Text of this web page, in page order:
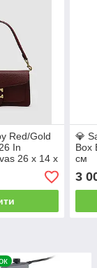
Red/Gold
In
26 х 14 х
💎
Box
см
3